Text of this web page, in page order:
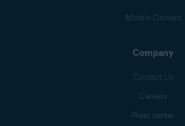
Mobile Carriers
Company
Contact Us
Careers
Press center